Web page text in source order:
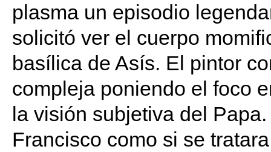
plasma un episodio
solicitó ver el cuerpo
basílica de Asís. El pintor
compleja poniendo el foco
la visión subjetiva del
Francisco como si se